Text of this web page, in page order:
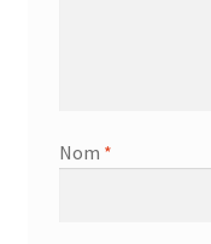
Nom *